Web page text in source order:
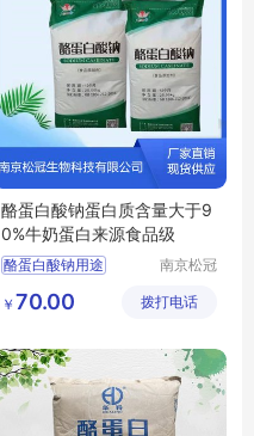
酪蛋白酸钠蛋白质含量大于9
0%牛奶蛋白来源食品级
酪蛋白酸钠用途
南京松冠
有限公司
￥ 70.00 拨打电话